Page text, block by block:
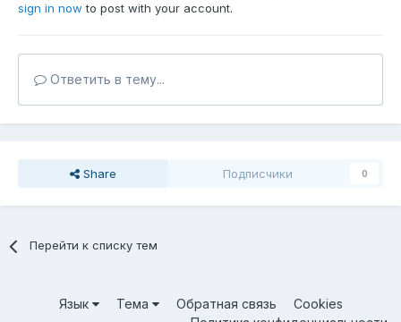
sign in now to post with your account.
Ответить в тему...
Share Подписчики 0
Перейти к списку тем
Язык Тема Обратная связь
Cookies